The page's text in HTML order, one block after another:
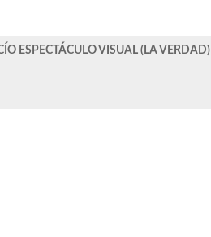
ESPECTÁCULO VISUAL (LA VERDAD)